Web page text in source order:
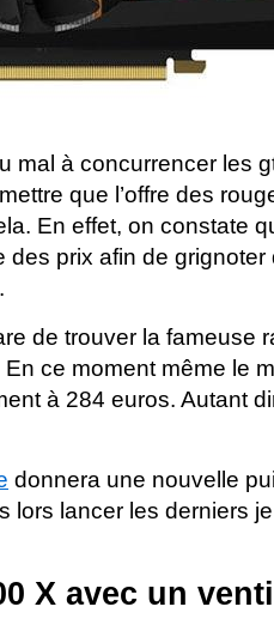
mal à concurrencer les
que l’offre des
En effet, on constate
des prix afin de
de trouver la fameuse
ce moment même le
à 284 euros. Autant
donnera une nouvelle
lors lancer les derniers
X avec un